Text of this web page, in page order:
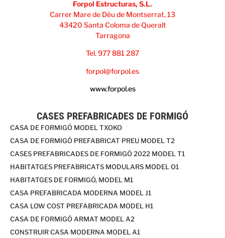
Forpol Estructuras, S.L.
Carrer Mare de Déu de Montserrat, 13
43420 Santa Coloma de Queralt
Tarragona
Tel. 977 881 287
forpol@forpol.es
www.forpol.es
CASES PREFABRICADES DE FORMIGÓ
CASA DE FORMIGÓ MODEL TXOKO
CASA DE FORMIGÓ PREFABRICAT PREU MODEL T2
CASES PREFABRICADES DE FORMIGÓ 2022 MODEL T1
HABITATGES PREFABRICATS MODULARS MODEL O1
HABITATGES DE FORMIGÓ, MODEL M1
CASA PREFABRICADA MODERNA MODEL J1
CASA LOW COST PREFABRICADA MODEL H1
CASA DE FORMIGÓ ARMAT MODEL A2
CONSTRUIR CASA MODERNA MODEL A1